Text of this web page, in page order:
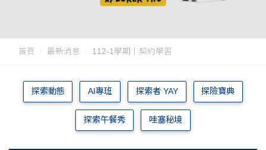
首頁 最新消息 112-1學期｜契約學習
探索動態 AI專班 探索者 YAY 探險寶典
探索午餐秀 哇塞秘境